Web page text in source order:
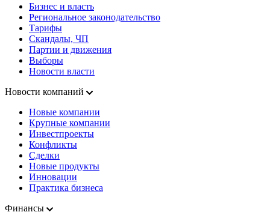
Бизнес и власть
Региональное законодательство
Тарифы
Скандалы, ЧП
Партии и движения
Выборы
Новости власти
Новости компаний
Новые компании
Крупные компании
Инвестпроекты
Конфликты
Сделки
Новые продукты
Инновации
Практика бизнеса
Финансы